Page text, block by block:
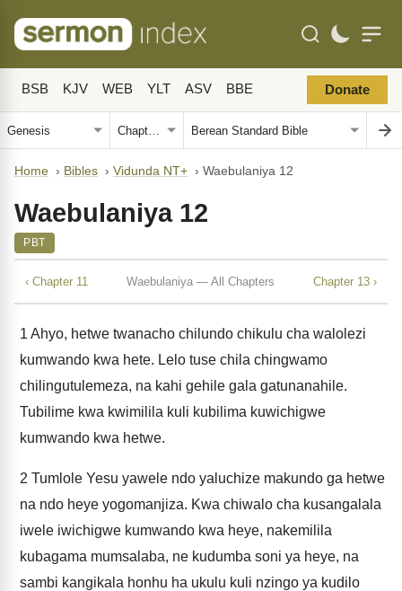
BSB KJV WEB YLT ASV BBE Donate
Home › Bibles › Vidunda NT+ › Waebulaniya 12
Waebulaniya 12
PBT
‹ Chapter 11 Waebulaniya — All Chapters Chapter 13 ›
1 Ahyo, hetwe twanacho chilundo chikulu cha walolezi
kumwando kwa hete. Lelo tuse chila chingwamo
chilingutulemeza, na kahi gehile gala gatunanahile.
Tubilime kwa kwimilila kuli kubilima kuwichigwe
kumwando kwa hetwe.
2 Tumlole Yesu yawele ndo yaluchize makundo ga hetwe
na ndo heye yogomanjiza. Kwa chiwalo cha kusangalala
iwele iwichigwe kumwando kwa heye, nakemilila
kubagama mumsalaba, ne kudumba soni ya heye, na
sambi kangikala honhu ha ukulu kuli nzingo ya kudilo